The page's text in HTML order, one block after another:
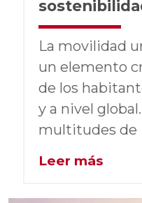
La movilidad
un elemento
de los
y a nivel
multitudes de
Leer más